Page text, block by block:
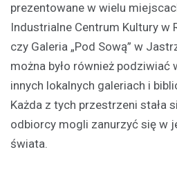
prezentowane w wielu
Industrialne Centrum Kultury w
czy Galeria „Pod Sową” w
można było również podziwiać
innych lokalnych galeriach i
Każda z tych przestrzeni stała
odbiorcy mogli zanurzyć się w
świata.